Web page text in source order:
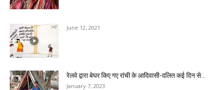
June 12, 2021
रेलवे द्वारा बेघर किए गए रांची के आदिवासी-दलित कई दिन से...
January 7, 2023